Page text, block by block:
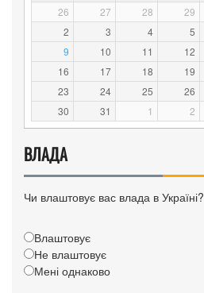
26 27 28 29
2
3 4 5
9 10 11 12
16
17 18 19
23
24 25 26
30
31 1 2
ВЛАДА
Чи влаштовує вас влада в Україні?
Влаштовує
Не влаштовує
Мені однаково